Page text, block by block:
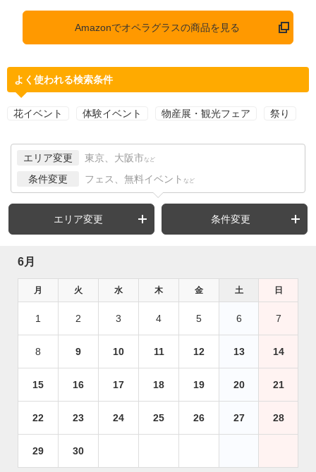
Amazonでオペラグラスの商品を見る
よく使われる検索条件
花イベント 体験イベント 物産展・観光フェア 祭り
エリア変更 東京、大阪市 など
条件変更 フェス、無料イベント など
エリア変更 条件変更
6月
月 火 水 木 金 土 日
1 2 3 4 5 6 7
8 9 10 11 12 13 14
15 16 17 18 19 20 21
22 23 24 25 26 27 28
29 30